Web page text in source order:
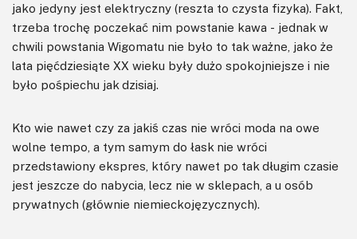
jako jedyny jest elektryczny (reszta to czysta fizyka). Fakt,
trzeba trochę poczekać nim powstanie kawa - jednak w
chwili powstania Wigomatu nie było to tak ważne, jako że
lata pięćdziesiąte XX wieku były dużo spokojniejsze i nie
było pośpiechu jak dzisiaj.
Kto wie nawet czy za jakiś czas nie wróci moda na owe
wolne tempo, a tym samym do łask nie wróci
przedstawiony ekspres, który nawet po tak długim czasie
jest jeszcze do nabycia, lecz nie w sklepach, a u osób
prywatnych (głównie niemieckojęzycznych).